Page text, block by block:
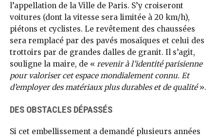
l’appellation de la Ville de Paris. S’y croiseront
voitures (dont la vitesse sera limitée à 20 km/h),
piétons et cyclistes. Le revêtement des chaussées
sera remplacé par des pavés mosaïques et celui des
trottoirs par de grandes dalles de granit. Il s’agit,
souligne la maire, de « revenir à l’identité parisienne
pour valoriser cet espace mondialement connu. Et
d’employer des matériaux plus durables et de qualité».
DES OBSTACLES DÉPASSÉS
Si cet embellissement a demandé plusieurs années